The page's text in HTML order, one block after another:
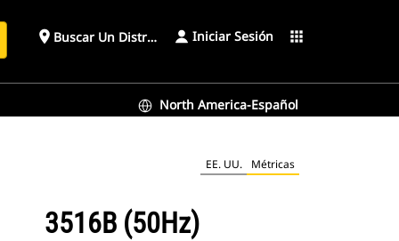
place Buscar Un Distribuidor Iniciar Sesión apps
North America-Español
EE. UU. Métricas
3516B (50Hz)